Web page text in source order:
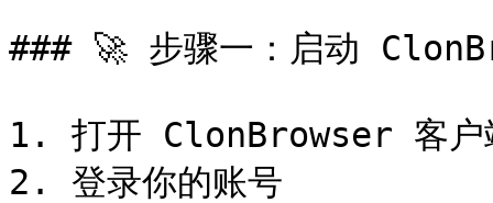
### 🚀 步骤一：启动
1. 打开 ClonBrowser 客户
2. 登录你的账号